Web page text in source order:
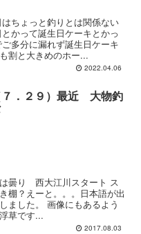
ちょっと釣りとは関係ない
かって誕生日ケーキとかっ
多分に漏れず誕生日ケーキ
割と大きめのホー...
2022.04.06
７．２９）最近 大物釣
曇り 西大江川スタート ス
棚？えーと。。。日本語が出
ました。 画像にもあるよう
草です...
2017.08.03